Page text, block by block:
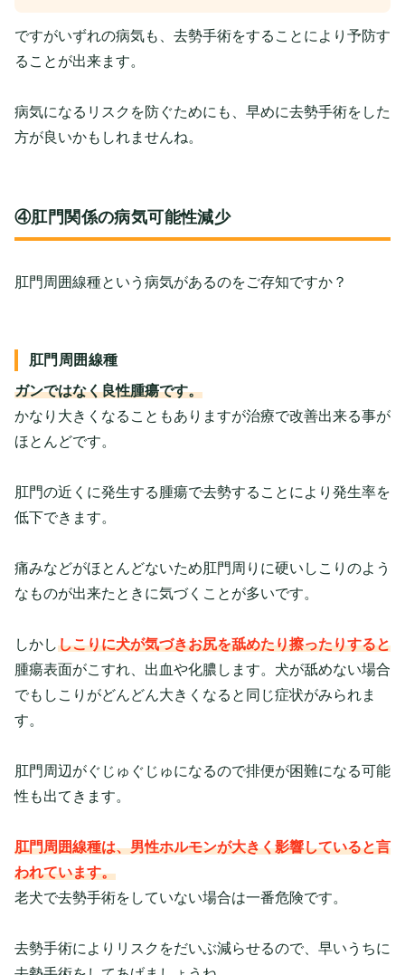
ですがいずれの病気も、去勢手術をすることにより予防す
ることが出来ます。
病気になるリスクを防ぐためにも、早めに去勢手術をした
方が良いかもしれませんね。
④肛門関係の病気可能性減少
肛門周囲線種という病気があるのをご存知ですか？
肛門周囲線種
ガンではなく良性腫瘍です。
かなり大きくなることもありますが治療で改善出来る事が
ほとんどです。
肛門の近くに発生する腫瘍で去勢することにより発生率を
低下できます。
痛みなどがほとんどないため肛門周りに硬いしこりのよう
なものが出来たときに気づくことが多いです。
しかししこりに犬が気づきお尻を舐めたり擦ったりすると
腫瘍表面がこすれ、出血や化膿します。犬が舐めない場合
でもしこりがどんどん大きくなると同じ症状がみられま
す。
肛門周辺がぐじゅぐじゅになるので排便が困難になる可能
性も出てきます。
肛門周囲線種は、男性ホルモンが大きく影響していると言
われています。
老犬で去勢手術をしていない場合は一番危険です。
去勢手術によりリスクをだいぶ減らせるので、早いうちに